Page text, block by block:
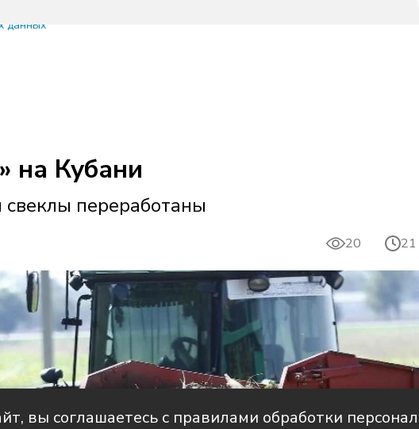
данных
на Кубани
переработаны
20 21
вы соглашаетесь с правилами обработки